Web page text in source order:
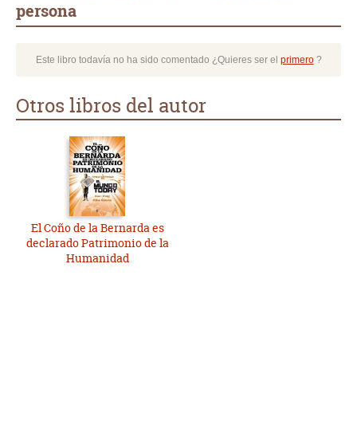
persona
Este libro todavía no ha sido comentado ¿Quieres ser el primero?
Otros libros del autor
El Coño de la Bernarda es
declarado Patrimonio de la
Humanidad